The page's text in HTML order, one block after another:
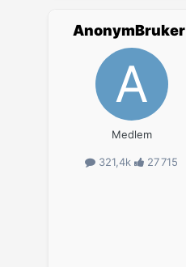
AnonymBruker
Medlem
321,4k 27 715